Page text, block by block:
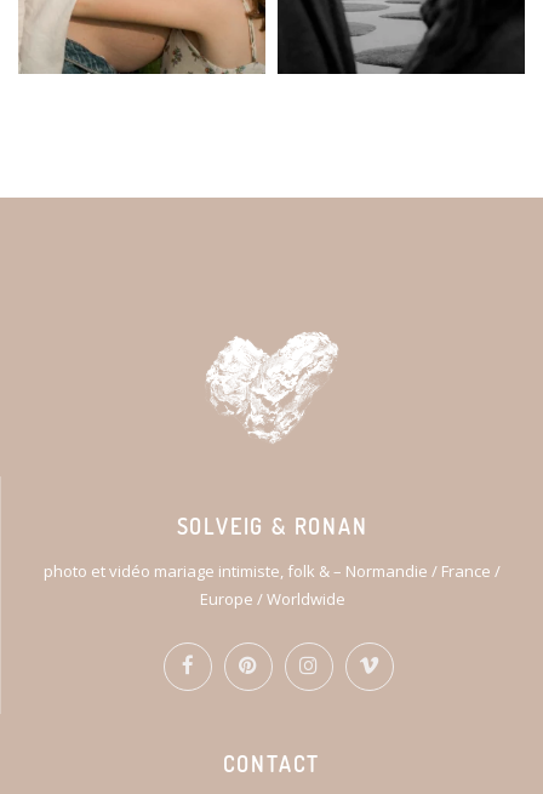
SOLVEIG & RONAN
photo et vidéo mariage intimiste, folk & – Normandie / France /
Europe / Worldwide
CONTACT